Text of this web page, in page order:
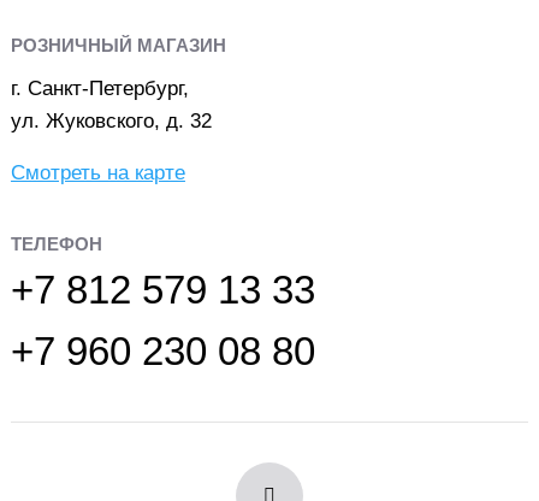
РОЗНИЧНЫЙ МАГАЗИН
г. Санкт-Петербург,
ул. Жуковского, д. 32
Смотреть на карте
ТЕЛЕФОН
+7 812 579 13 33
+7 960 230 08 80